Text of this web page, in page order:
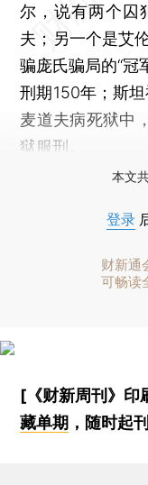
尔，说有两个囚
夫；另一个是艾
骗庞氏骗局的“冠
刑期150年；斯
麦道夫病死狱中
狱服刑。
本文
登录
财新通
可畅读
[《财新周刊》印
藏单期 ，随时起